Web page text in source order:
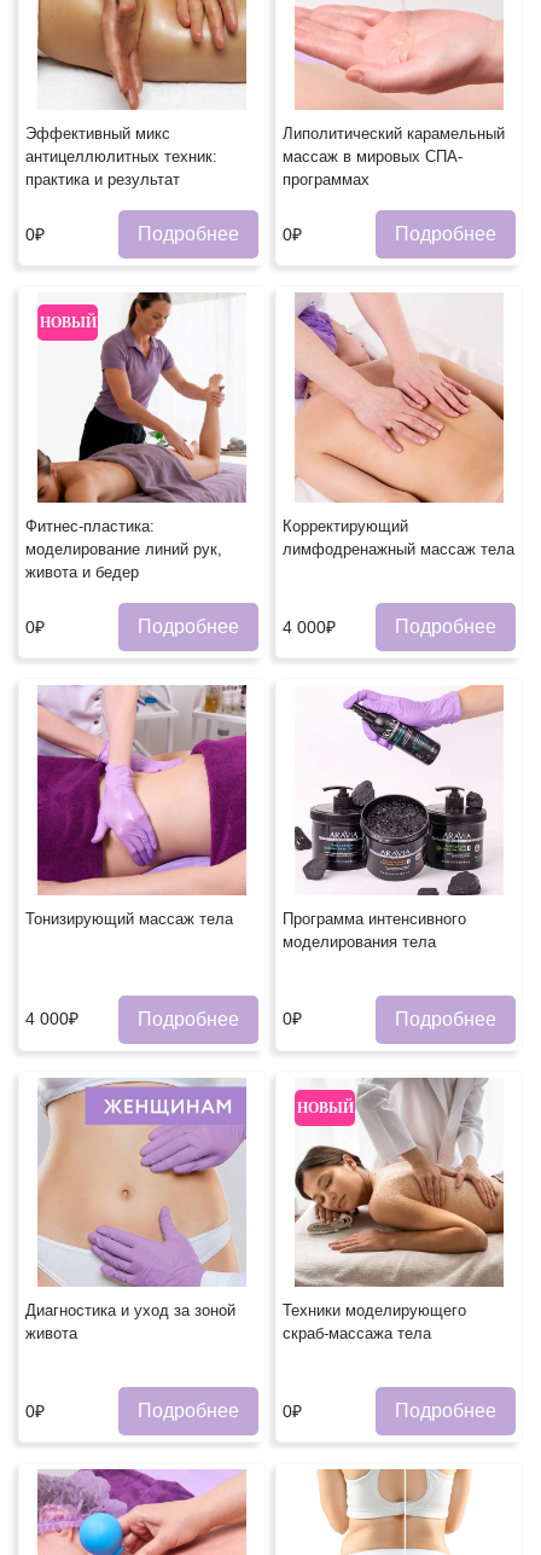
Эффективный микс
антицеллюлитных техник:
практика и результат
0₽ Подробнее
Липолитический карамельный
массаж в мировых СПА-
программах
0₽ Подробнее
НОВЫЙ
Фитнес-пластика:
моделирование линий рук,
живота и бедер
0₽ Подробнее
Корректирующий
лимфодренажный массаж тела
4 000₽ Подробнее
Тонизирующий массаж тела
4 000₽ Подробнее
Программа интенсивного
моделирования тела
0₽ Подробнее
Диагностика и уход за зоной
живота
0₽ Подробнее
НОВЫЙ
Техники моделирующего
скраб-массажа тела
0₽ Подробнее